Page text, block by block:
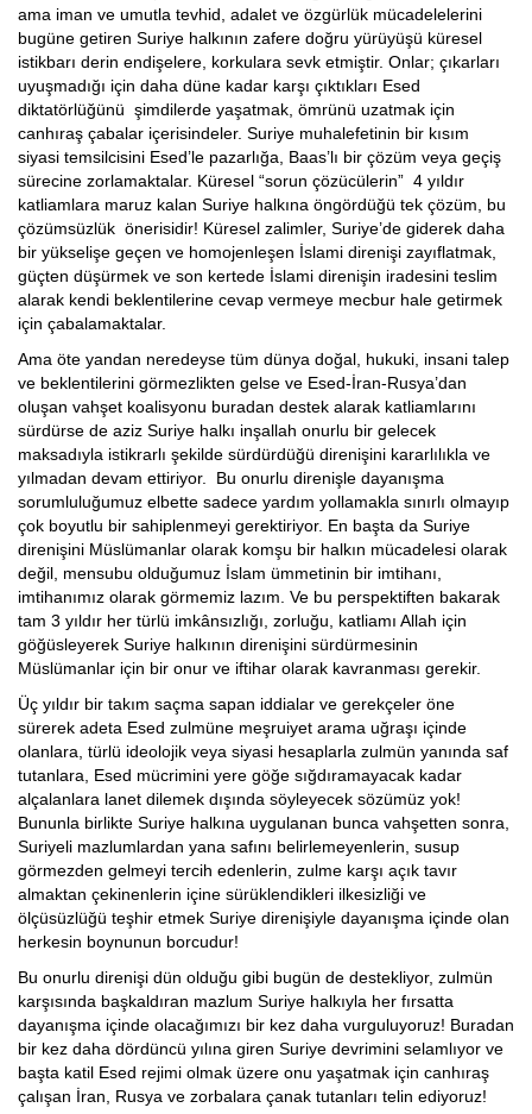
ama iman ve umutla tevhid, adalet ve özgürlük mücadelelerini
bugüne getiren Suriye halkının zafere doğru yürüyüşü küresel
istikbarı derin endişelere, korkulara sevk etmiştir. Onlar; çıkarları
uyuşmadığı için daha düne kadar karşı çıktıkları Esed
diktatörlüğünü şimdilerde yaşatmak, ömrünü uzatmak için
canhıraş çabalar içerisindeler. Suriye muhalefetinin bir kısım
siyasi temsilcisini Esed’le pazarlığa, Baas’lı bir çözüm veya geçiş
sürecine zorlamaktalar. Küresel “sorun çözücülerin” 4 yıldır
katliamlara maruz kalan Suriye halkına öngördüğü tek çözüm, bu
çözümsüzlük önerisidir! Küresel zalimler, Suriye’de giderek daha
bir yükselişe geçen ve homojenleşen İslami direnişi zayıflatmak,
güçten düşürmek ve son kertede İslami direnişin iradesini teslim
alarak kendi beklentilerine cevap vermeye mecbur hale getirmek
için çabalamaktalar.
Ama öte yandan neredeyse tüm dünya doğal, hukuki, insani talep
ve beklentilerini görmezlikten gelse ve Esed-İran-Rusya’dan
oluşan vahşet koalisyonu buradan destek alarak katliamlarını
sürdürse de aziz Suriye halkı inşallah onurlu bir gelecek
maksadıyla istikrarlı şekilde sürdürdüğü direnişini kararlılıkla ve
yılmadan devam ettiriyor. Bu onurlu direnişle dayanışma
sorumluluğumuz elbette sadece yardım yollamakla sınırlı olmayıp
çok boyutlu bir sahiplenmeyi gerektiriyor. En başta da Suriye
direnişini Müslümanlar olarak komşu bir halkın mücadelesi olarak
değil, mensubu olduğumuz İslam ümmetinin bir imtihanı,
imtihanımız olarak görmemiz lazım. Ve bu perspektiften bakarak
tam 3 yıldır her türlü imkânsızlığı, zorluğu, katliamı Allah için
göğüsleyerek Suriye halkının direnişini sürdürmesinin
Müslümanlar için bir onur ve iftihar olarak kavranması gerekir.
Üç yıldır bir takım saçma sapan iddialar ve gerekçeler öne
sürerek adeta Esed zulmüne meşruiyet arama uğraşı içinde
olanlara, türlü ideolojik veya siyasi hesaplarla zulmün yanında saf
tutanlara, Esed mücrimini yere göğe sığdıramayacak kadar
alçalanlara lanet dilemek dışında söyleyecek sözümüz yok!
Bununla birlikte Suriye halkına uygulanan bunca vahşetten sonra,
Suriyeli mazlumlardan yana safını belirlemeyenlerin, susup
görmezden gelmeyi tercih edenlerin, zulme karşı açık tavır
almaktan çekinenlerin içine sürüklendikleri ilkesizliği ve
ölçüsüzlüğü teşhir etmek Suriye direnişiyle dayanışma içinde olan
herkesin boynunun borcudur!
Bu onurlu direnişi dün olduğu gibi bugün de destekliyor, zulmün
karşısında başkaldıran mazlum Suriye halkıyla her fırsatta
dayanışma içinde olacağımızı bir kez daha vurguluyoruz! Buradan
bir kez daha dördüncü yılına giren Suriye devrimini selamlıyor ve
başta katil Esed rejimi olmak üzere onu yaşatmak için canhıraş
çalışan İran, Rusya ve zorbalara çanak tutanları telin ediyoruz!